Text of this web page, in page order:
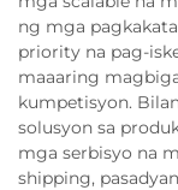
ng mga
priority na pag-
maaaring
kumpetisyon.
solusyon sa
mga serbisyo na
shipping,